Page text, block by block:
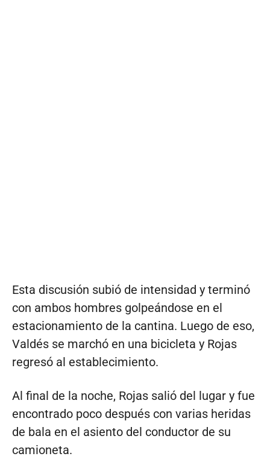
Esta discusión subió de intensidad y terminó
con ambos hombres golpeándose en el
estacionamiento de la cantina. Luego de eso,
Valdés se marchó en una bicicleta y Rojas
regresó al establecimiento.
Al final de la noche, Rojas salió del lugar y fue
encontrado poco después con varias heridas
de bala en el asiento del conductor de su
camioneta.